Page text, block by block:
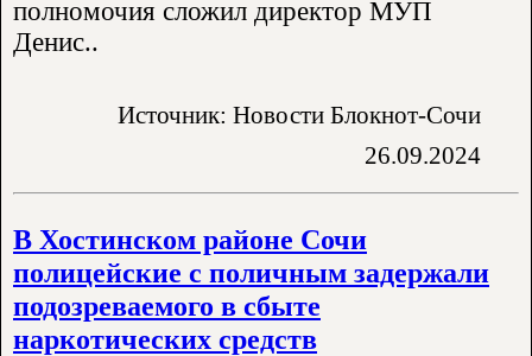
полномочия сложил директор МУП
Денис..
Источник: Новости Блокнот-Сочи
26.09.2024
В Хостинском районе Сочи
полицейские с поличным задержали
подозреваемого в сбыте
наркотических средств